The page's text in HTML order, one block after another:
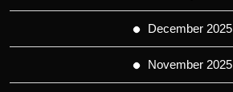
December 2025
November 2025